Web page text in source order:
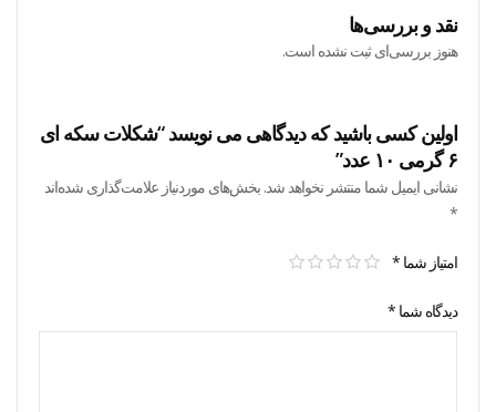
نقد و بررسی‌ها
هنوز بررسی‌ای ثبت نشده است.
اولین کسی باشید که دیدگاهی می نویسد “شکلات سکه ای
۶ گرمی ۱۰ عدد”
نشانی ایمیل شما منتشر نخواهد شد. بخش‌های موردنیاز علامت‌گذاری شده‌اند
*
امتیاز شما *
دیدگاه شما *